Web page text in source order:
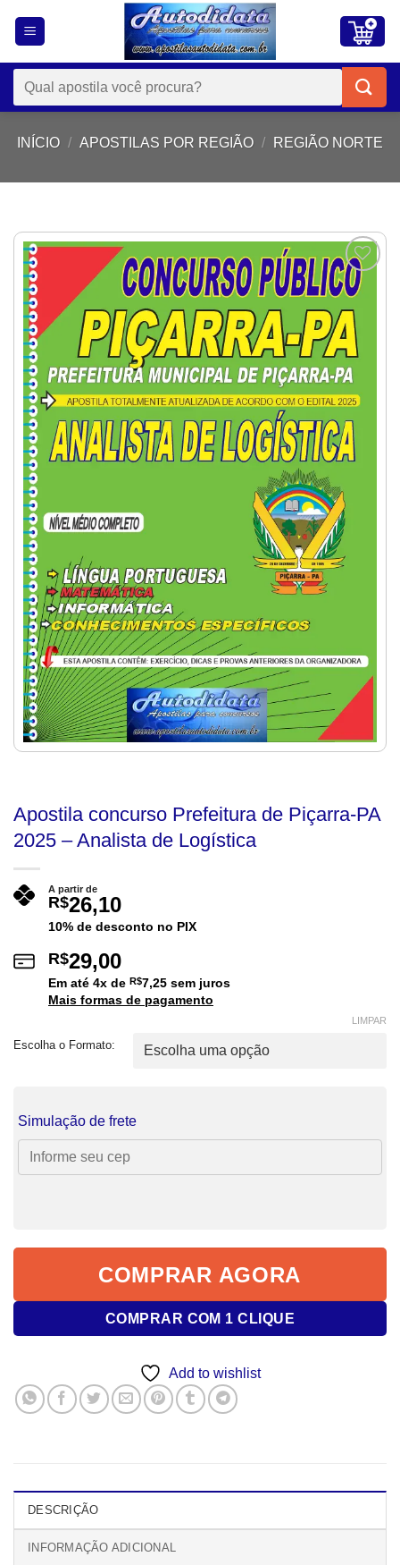
Pesquisar
por:
INÍCIO / APOSTILAS POR REGIÃO / REGIÃO NORTE
Add to
wishlist
Apostila concurso Prefeitura de Piçarra-PA
2025 – Analista de Logística
A partir de
R$26,10
10% de desconto no PIX
R$29,00
Em até 4x de R$7,25 sem juros
Mais formas de pagamento
Escolha o Formato:
LIMPAR
Simulação de frete
COMPRAR AGORA
COMPRAR COM 1 CLIQUE
Add to wishlist
DESCRIÇÃO
INFORMAÇÃO ADICIONAL